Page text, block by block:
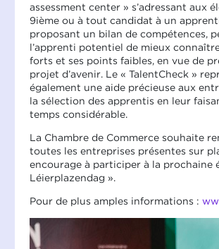
assessment center » s’adressant aux
9ième ou à tout candidat à un
proposant un bilan de compétences,
l’apprenti potentiel de mieux
forts et ses points faibles, en vue de
projet d’avenir. Le « TalentCheck »
également une aide précieuse aux
la sélection des apprentis en leur
temps considérable.
La Chambre de Commerce souhaite
toutes les entreprises présentes sur
encourage à participer à la prochaine
Léierplazendag ».
Pour de plus amples informations :